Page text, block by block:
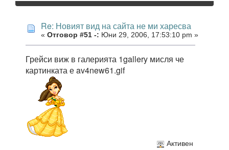
Re: Новият вид на сайта не ми харесва
« Отговор #51 -: Юни 29, 2006, 17:53:10 pm »
Грейси виж в галерията 1gallery мисля че
картинката е av4new61.gif
Активен